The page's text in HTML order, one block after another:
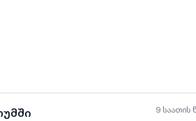
9 საათის